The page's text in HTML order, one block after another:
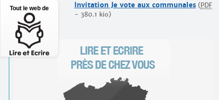
Invitation Je vote aux communales ( PDF
- 380.1 kio)
Tout le web de